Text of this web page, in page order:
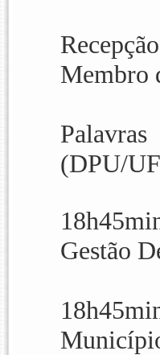
Membro
(DPU/
Gestão